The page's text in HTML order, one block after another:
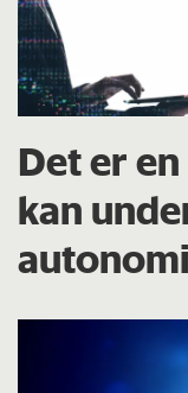
Det er
kan
autonomi